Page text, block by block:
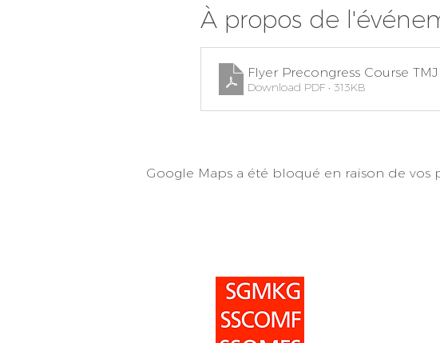
À propos de
Flyer Precongress Course
Download PDF • 313KB
Google Maps a été bloqué en raison de